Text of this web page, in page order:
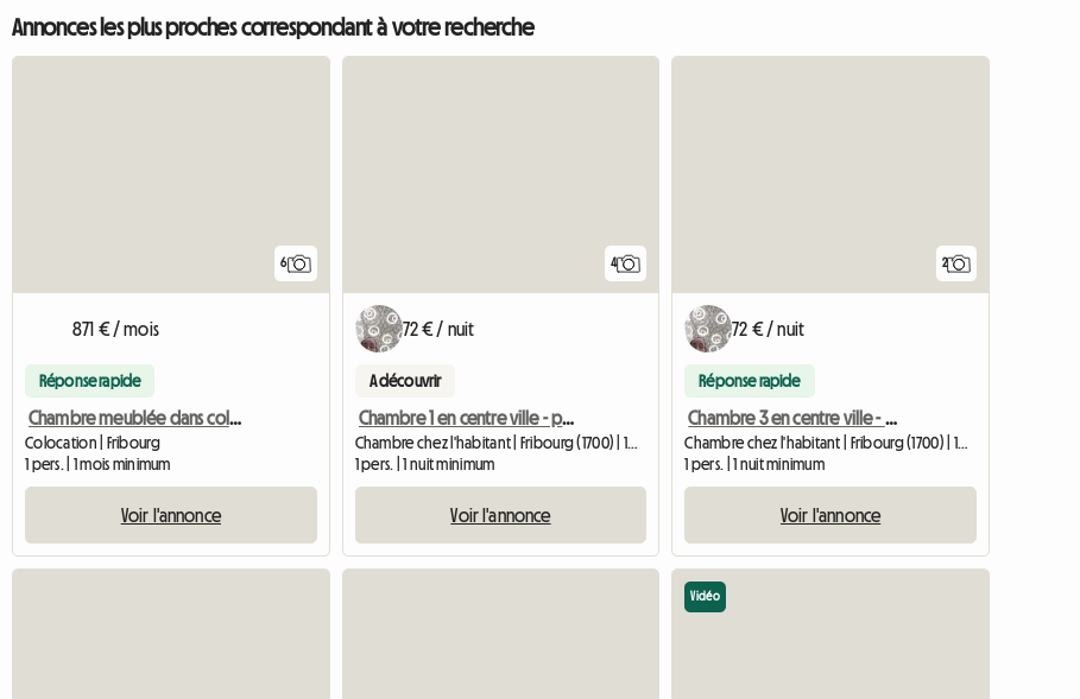
Annonces les plus proches correspondant à votre recherche
6
871 € / mois
Réponse rapide
Chambre meublée dans coloc à 2 filles
Colocation | Fribourg
1 pers. | 1 mois minimum
Voir l'annonce
4
72 € / nuit
A découvrir
Chambre 1 en centre ville - proche université
Chambre chez l'habitant | Fribourg (1700) | 10 M2
1 pers. | 1 nuit minimum
Voir l'annonce
2
72 € / nuit
Réponse rapide
Chambre 3 en centre ville - proche université
Chambre chez l'habitant | Fribourg (1700) | 10 M2
1 pers. | 1 nuit minimum
Voir l'annonce
Vidéo